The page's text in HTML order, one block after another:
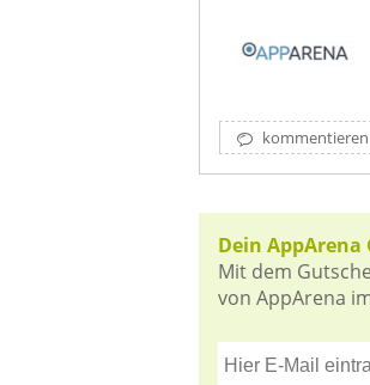
kommentieren
Dein
Mit dem
von AppArena